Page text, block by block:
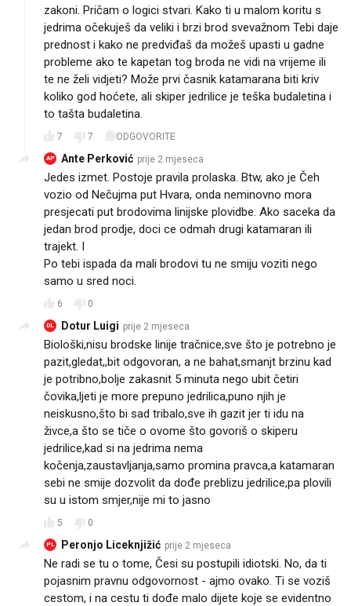
zakoni. Pričam o logici stvari. Kako ti u malom koritu s
jedrima očekuješ da veliki i brzi brod svevažnom Tebi daje
prednost i kako ne predviđaš da možeš upasti u gadne
probleme ako te kapetan tog broda ne vidi na vrijeme ili
te ne želi vidjeti? Može prvi časnik katamarana biti kriv
koliko god hoćete, ali skiper jedrilice je teška budaletina i
to tašta budaletina.
7 7 ODGOVORITE
AP Ante Perković prije 2 mjeseca
Jedes izmet. Postoje pravila prolaska. Btw, ako je Čeh
vozio od Nečujma put Hvara, onda neminovno mora
presjecati put brodovima linijske plovidbe. Ako saceka da
jedan brod prodje, doci ce odmah drugi katamaran ili
trajekt. I
Po tebi ispada da mali brodovi tu ne smiju voziti nego
samo u sred noci.
6 0
DL Dotur Luigi prije 2 mjeseca
Biološki,nisu brodske linije tračnice,sve što je potrebno je
pazit,gledat,,bit odgovoran, a ne bahat,smanjt brzinu kad
je potribno,bolje zakasnit 5 minuta nego ubit četiri
čovika,ljeti je more prepuno jedrilica,puno njih je
neiskusno,što bi sad tribalo,sve ih gazit jer ti idu na
živce,a što se tiče o ovome što govoriš o skiperu
jedrilice,kad si na jedrima nema
kočenja,zaustavljanja,samo promina pravca,a katamaran
sebi ne smije dozvolit da dođe preblizu jedrilice,pa plovili
su u istom smjer,nije mi to jasno
5 0
PL Peronjo Liceknjižić prije 2 mjeseca
Ne radi se tu o tome, Česi su postupili idiotski. No, da ti
pojasnim pravnu odgovornost - ajmo ovako. Ti se voziš
cestom, i na cestu ti dođe malo dijete koje se evidentno